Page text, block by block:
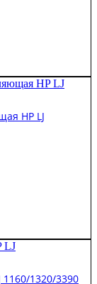
HP LJ
1160/1320/3390